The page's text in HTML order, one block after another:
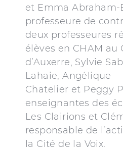
et Emma Abraham-
professeure de
deux professeures
élèves en CHAM au
d’Auxerre, Sylvie
Lahaie, Angélique
Chatelier et Peggy
enseignantes des
Les Clairions et
responsable de
la Cité de la Voix.